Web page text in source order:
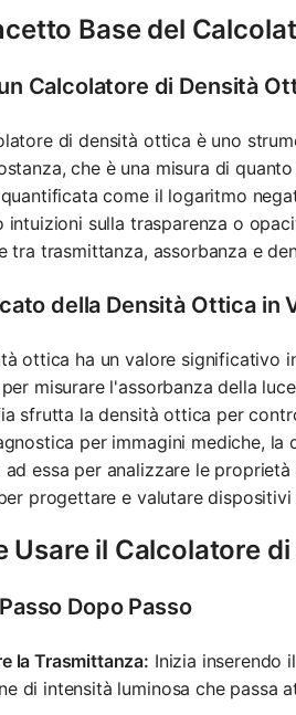
Base del
Calcolatore di Densità
di densità ottica è uno
che è una misura di
come il logaritmo
intuizioni sulla trasparenza o
tra trasmittanza, assorbanza e
della Densità Ottica in
ottica ha un valore significativo
misurare l'assorbanza della
sfrutta la densità ottica per
per immagini mediche,
essa per analizzare le
progettare e valutare
Usare il Calcolatore
Dopo Passo
la Trasmittanza: Inizia inserendo
di intensità luminosa che passa